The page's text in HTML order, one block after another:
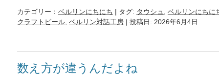
カテゴリー： ベルリンにちにち | タグ: タウシュ
ベルリンにちに
クラフトビール ベルリン対話工房 | 投稿日: 2026年6月4日
数え方が違うんだよね